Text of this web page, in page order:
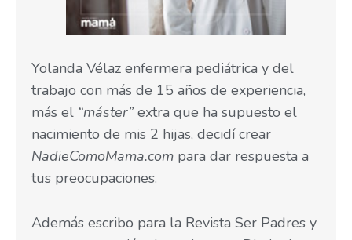
Yolanda Vélaz enfermera pediátrica y del
trabajo con más de 15 años de experiencia,
más el “máster” extra que ha supuesto el
nacimiento de mis 2 hijas, decidí crear
NadieComoMama.com para dar respuesta a
tus preocupaciones.
Además escribo para la Revista Ser Padres y